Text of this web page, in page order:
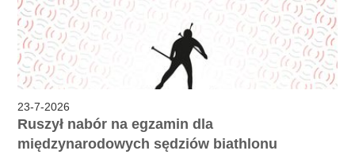
23-7-2026
Ruszył nabór na egzamin dla
międzynarodowych sędziów biathlonu